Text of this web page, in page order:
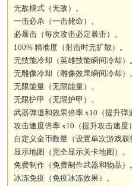
无敌模式（无敌）。
一击必杀（一击毙命）。
必暴击（每次攻击必定暴击）。
100% 精准度（射击时无扩散）。
无技能冷却（英雄技能瞬间冷却）
无雕像冷却（雕像效果瞬间冷却）
无限能量（无限能量）。
无限护甲（无限护甲）。
武器弹道和效果倍率 x10（提升弹
攻击速度倍率 x10（提升攻击速度
自定义金币数量（设置单次游戏获
显示地图（完全显示关卡地图）。
免费制作（免费制作武器和物品）
冰冻免疫（免疫冰冻效果）。